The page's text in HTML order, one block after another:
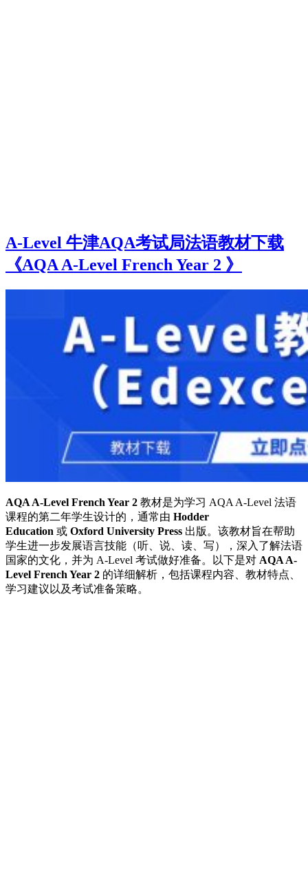
A-Level 牛津AQA考试局法语教材下载
《AQA A-Level French Year 2 》
AQA A-Level French Year 2 教材是为学习 AQA A-Level 法语
课程的第二年学生设计的，通常由 Hodder
Education 或 Oxford University Press 出版。该教材旨在帮助
学生进一步发展语言技能（听、说、读、写），深入了解法语
国家的文化，并为 A-Level 考试做好准备。以下是对 AQA A-
Level French Year 2 的详细解析，包括课程内容、教材特点、
学习建议以及考试准备策略。